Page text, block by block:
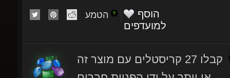
למועדפים
או יותר על ידי הפניית חברים